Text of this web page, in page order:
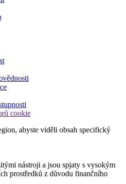
cookie
abyste viděli obsah specifický
nástroji a jsou spjaty s vysokým
prostředků z důvodu finančního